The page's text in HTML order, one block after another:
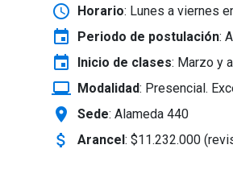
schedule Horario: Lunes a viernes
event Periodo de postulación:
event Inicio de clases: Marzo y
laptop_windows Modalidad: Presencial.
location_on Sede: Alameda 440
attach_money Arancel: $11.232.000